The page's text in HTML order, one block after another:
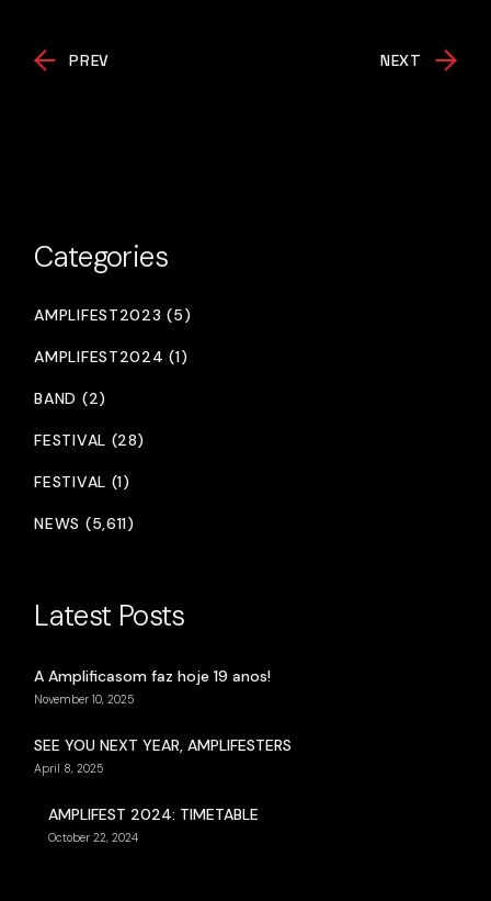
PREV NEXT
Categories
AMPLIFEST2023 (5)
AMPLIFEST2024 (1)
BAND (2)
FESTIVAL (28)
FESTIVAL (1)
NEWS (5,611)
Latest Posts
A Amplificasom faz hoje 19 anos!
November 10, 2025
SEE YOU NEXT YEAR, AMPLIFESTERS
April 8, 2025
AMPLIFEST 2024: TIMETABLE
October 22, 2024